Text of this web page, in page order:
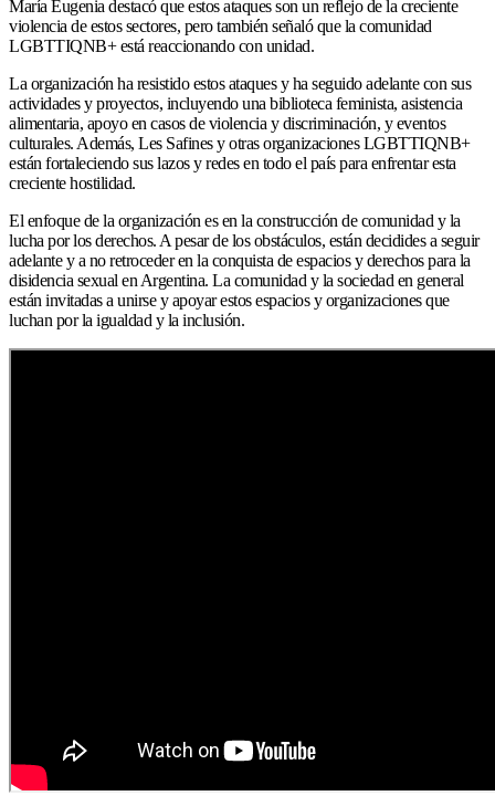
María Eugenia destacó que estos ataques son un reflejo de la creciente
violencia de estos sectores, pero también señaló que la comunidad
LGBTTIQNB+ está reaccionando con unidad.
La organización ha resistido estos ataques y ha seguido adelante con sus
actividades y proyectos, incluyendo una biblioteca feminista, asistencia
alimentaria, apoyo en casos de violencia y discriminación, y eventos
culturales. Además, Les Safines y otras organizaciones LGBTTIQNB+
están fortaleciendo sus lazos y redes en todo el país para enfrentar esta
creciente hostilidad.
El enfoque de la organización es en la construcción de comunidad y la
lucha por los derechos. A pesar de los obstáculos, están decidides a seguir
adelante y a no retroceder en la conquista de espacios y derechos para la
disidencia sexual en Argentina. La comunidad y la sociedad en general
están invitadas a unirse y apoyar estos espacios y organizaciones que
luchan por la igualdad y la inclusión.